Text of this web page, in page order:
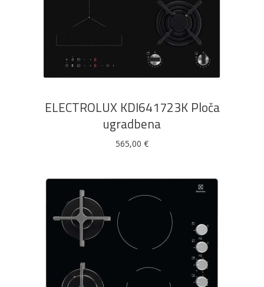
DODAJ U KOŠARICU
ELECTROLUX KDI641723K Ploča
ugradbena
565,00 €